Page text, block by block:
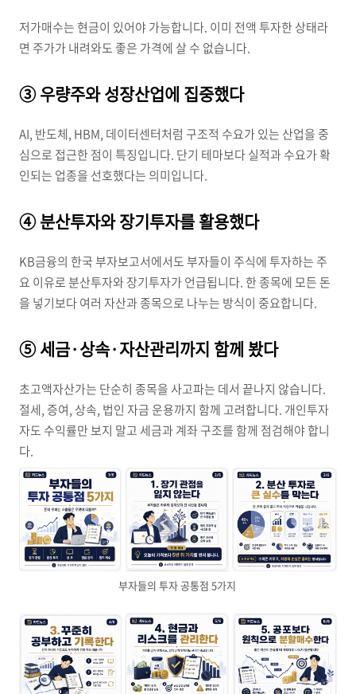
저가매수는 현금이 있어야 가능합니다. 이미 전액 투자한 상태라
면 주가가 내려와도 좋은 가격에 살 수 없습니다.
③ 우량주와 성장산업에 집중했다
AI, 반도체, HBM, 데이터센터처럼 구조적 수요가 있는 산업을 중
심으로 접근한 점이 특징입니다. 단기 테마보다 실적과 수요가 확
인되는 업종을 선호했다는 의미입니다.
④ 분산투자와 장기투자를 활용했다
KB금융의 한국 부자보고서에서도 부자들이 주식에 투자하는 주
요 이유로 분산투자와 장기투자가 언급됩니다. 한 종목에 모든 돈
을 넣기보다 여러 자산과 종목으로 나누는 방식이 중요합니다.
⑤ 세금·상속·자산관리까지 함께 봤다
초고액자산가는 단순히 종목을 사고파는 데서 끝나지 않습니다.
절세, 증여, 상속, 법인 자금 운용까지 함께 고려합니다. 개인투자
자도 수익률만 보지 말고 세금과 계좌 구조를 함께 점검해야 합니
다.
부자들의 투자 공통점 5가지